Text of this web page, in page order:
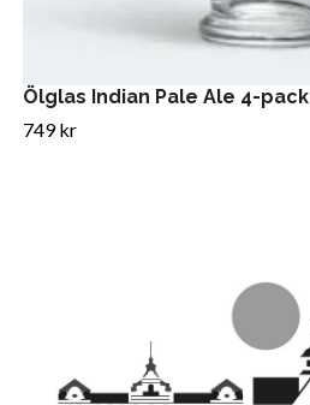
Ölglas Indian Pale Ale 4-pack
749 kr